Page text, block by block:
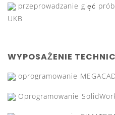
przeprowadzanie gięć
UKB
WYPOSAŻENIE
oprogramowanie
Oprogramowanie